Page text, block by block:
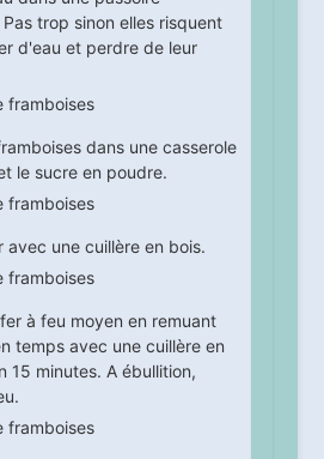
trop sinon elles risquent
d'eau et perdre de leur
dans une casserole
le sucre en poudre.
avec une cuillère en bois.
à feu moyen en remuant
temps avec une cuillère en
15 minutes. A ébullition,